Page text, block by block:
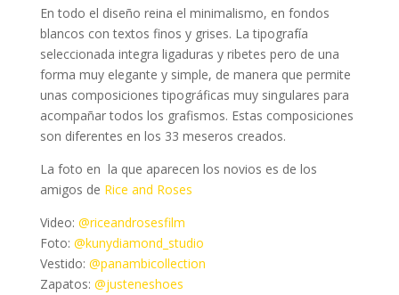
En todo el diseño reina el minimalismo, en fondos
blancos con textos finos y grises. La tipografía
seleccionada integra ligaduras y ribetes pero de una
forma muy elegante y simple, de manera que permite
unas composiciones tipográficas muy singulares para
acompañar todos los grafismos. Estas composiciones
son diferentes en los 33 meseros creados.
La foto en la que aparecen los novios es de los
amigos de Rice and Roses
Video: @riceandrosesfilm
Foto: @kunydiamond_studio
Vestido: @panambicollection
Zapatos: @justeneshoes